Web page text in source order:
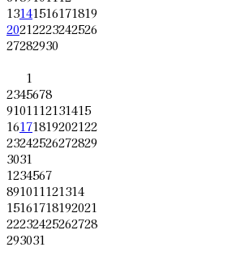
13141516171819
20212223242526
27282930
1
2345678
9101112131415
16171819202122
23242526272829
3031
1234567
891011121314
15161718192021
22232425262728
293031